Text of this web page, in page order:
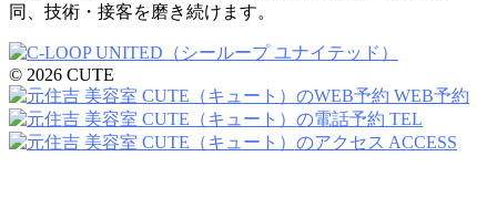
同、技術・接客を磨き続けます。
© 2026 CUTE
WEB予約
TEL
ACCESS